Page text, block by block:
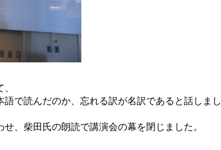
で読んだのか、忘れる訳が名訳であると話しまし
、柴田氏の朗読で講演会の幕を閉じました。